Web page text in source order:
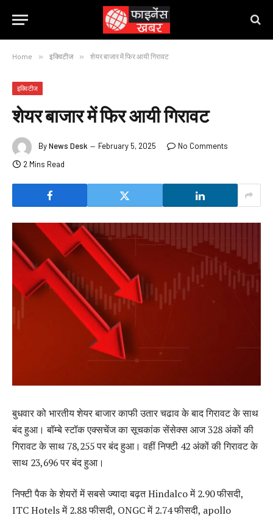
Home » इक्विटीज » शेयर बाजार में फिर आयी गिरावट
इक्विटीज
शेयर बाजार में फिर आयी गिरावट
ByNews Desk February 5, 2025
No Comments
2 Mins Read
बुधवार को भारतीय शेयर बाजार काफी उतार चढाव के बाद गिरावट के साथ
बंद हुआ। बॉम्बे स्टॉक एक्सचेंज का सूचकांक सेंसेक्स आज 328 अंकों की
गिरावट के साथ 78,255 पर बंद हुआ। वहीं निफ्टी 42 अंकों की गिरावट के
साथ 23,696 पर बंद हुआ।
निफ्टी पैक के शेयरों में सबसे ज्यादा बढ़त Hindalco में 2.90 फीसदी,
ITC Hotels में 2.88 फीसदी, ONGC में 2.74 फीसदी, apollo